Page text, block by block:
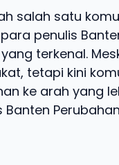
salah satu
penulis
terkenal.
tetapi kini
ke arah yang
Banten